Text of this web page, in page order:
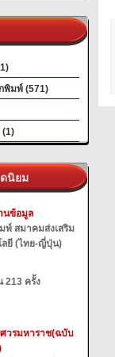
พิมพ์ (571)
(1)
นิยม
นข้อมูล
พ์ สมาคมส่งเสริม
ลยี (ไทย-ญี่ปุ่น)
213 ครั้ง
ศวรมหาราช(ฉบับ